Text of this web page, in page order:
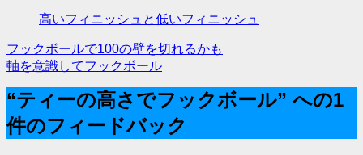
高いフィニッシュと低いフィニッシュ
投
稿
ナ
ビ
フックボールで100の壁を切れるかも
軸を意識してフックボール
“ティーの高さでフックボール” への1
件のフィードバック